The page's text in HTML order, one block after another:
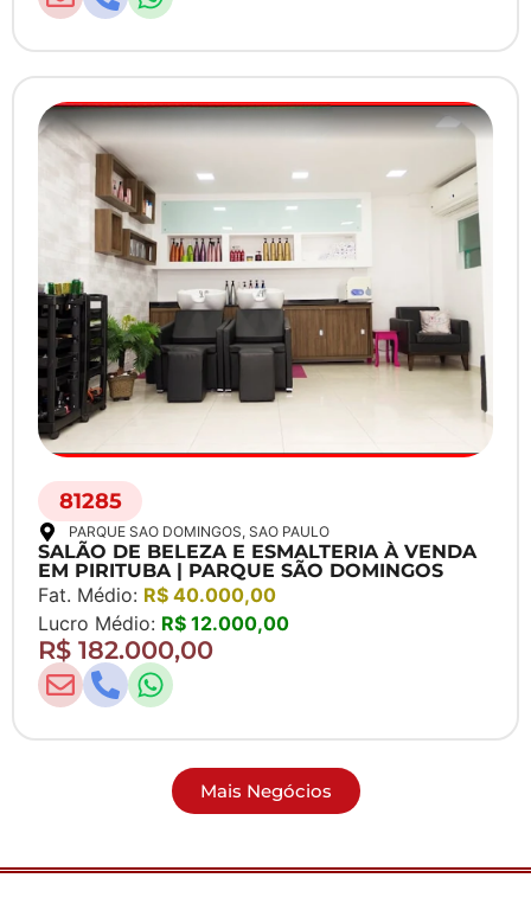
81285
PARQUE SAO DOMINGOS, SAO PAULO
SALÃO DE BELEZA E ESMALTERIA À VENDA
EM PIRITUBA | PARQUE SÃO DOMINGOS
Fat. Médio: R$ 40.000,00
Lucro Médio: R$ 12.000,00
R$ 182.000,00
Mais Negócios